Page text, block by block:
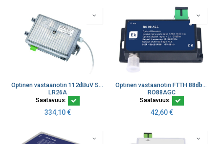
Optinen vastaanotin 112dBuV SC/APC paikallissyöttö
LR26A
Saatavuus:
334,10€
Optinen vastaanotin FTTH 88dbµV 1260-1620 nm, 47-862 MHz SC/APC
RO88AGC
Saatavuus:
42,60€